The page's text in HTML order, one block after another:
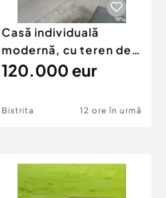
Casă individuală
modernă, cu teren de
1.356 mp – la doa
120.000 eur
Bistrita 12 ore în urmă